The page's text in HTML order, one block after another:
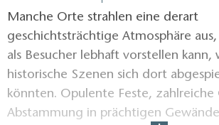
Manche Orte strahlen eine derart
geschichtsträchtige Atmosphäre aus,
als Besucher lebhaft vorstellen kann,
historische Szenen sich dort
könnten. Opulente Feste, zahlreiche
Abstammung in prächtigen